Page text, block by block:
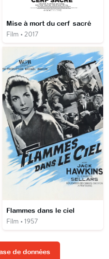
Mise à mort du cerf sacré
Film • 2017
Flammes dans le ciel
Film • 1957
de données